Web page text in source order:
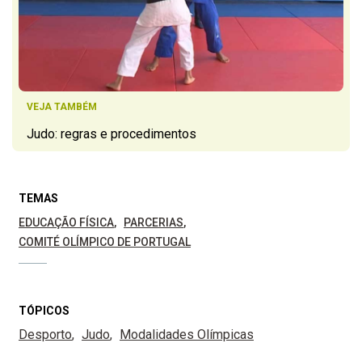
VEJA TAMBÉM
Judo: regras e procedimentos
TEMAS
EDUCAÇÃO FÍSICA
PARCERIAS
COMITÉ OLÍMPICO DE PORTUGAL
TÓPICOS
Desporto Judo Modalidades Olímpicas